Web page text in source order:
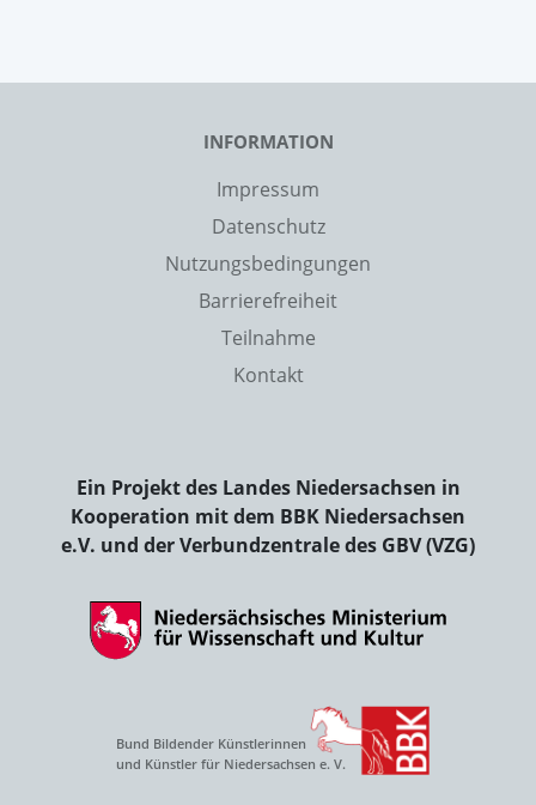
INFORMATION
Impressum
Datenschutz
Nutzungsbedingungen
Barrierefreiheit
Teilnahme
Kontakt
Ein Projekt des Landes Niedersachsen in
Kooperation mit dem BBK Niedersachsen
e.V. und der Verbundzentrale des GBV (VZG)
Bund Bildender Künstlerinnen
und Künstler für Niedersachsen e. V.